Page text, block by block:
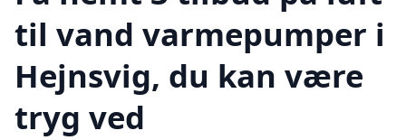
til vand varmepumper i
Hejnsvig, du kan være
tryg ved